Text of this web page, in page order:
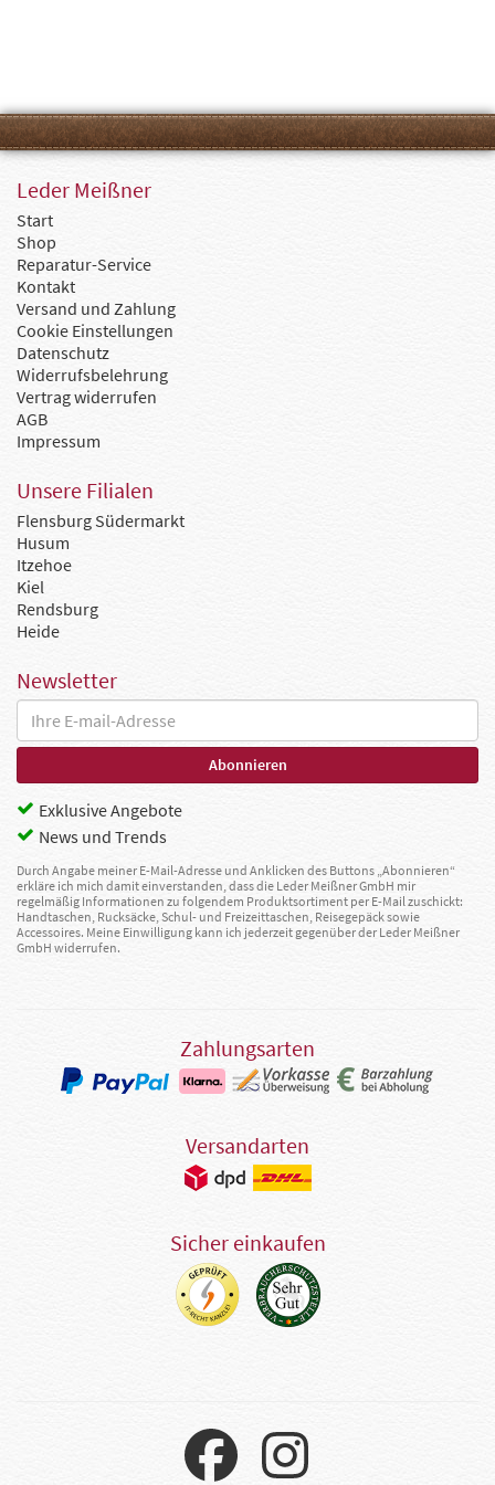
Leder Meißner
Start
Shop
Reparatur-Service
Kontakt
Versand und Zahlung
Cookie Einstellungen
Datenschutz
Widerrufsbelehrung
Vertrag widerrufen
AGB
Impressum
Unsere Filialen
Flensburg Südermarkt
Husum
Itzehoe
Kiel
Rendsburg
Heide
Newsletter
Exklusive Angebote
News und Trends
Durch Angabe meiner E-Mail-Adresse und Anklicken des Buttons „Abonnieren“
erkläre ich mich damit einverstanden, dass die Leder Meißner GmbH mir
regelmäßig Informationen zu folgendem Produktsortiment per E-Mail zuschickt:
Handtaschen, Rucksäcke, Schul- und Freizeittaschen, Reisegepäck sowie
Accessoires. Meine Einwilligung kann ich jederzeit gegenüber der Leder Meißner
GmbH widerrufen.
Zahlungsarten
Versandarten
Sicher einkaufen